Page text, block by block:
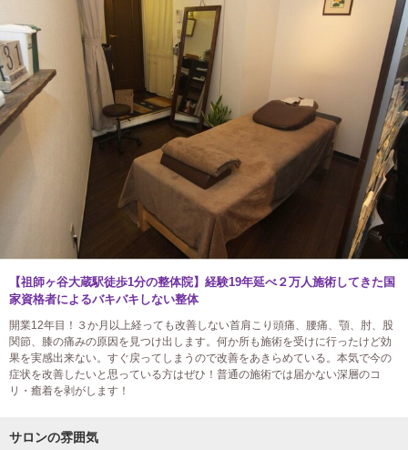
【祖師ヶ谷大蔵駅徒歩1分の整体院】経験19年延べ２万人施術してきた国
家資格者によるバキバキしない整体
開業12年目！３か月以上経っても改善しない首肩こり頭痛、腰痛、顎、肘、股
関節、膝の痛みの原因を見つけ出します。何か所も施術を受けに行ったけど効
果を実感出来ない。すぐ戻ってしまうので改善をあきらめている。本気で今の
症状を改善したいと思っている方はぜひ！普通の施術では届かない深層のコ
リ・癒着を剥がします！
サロンの雰囲気